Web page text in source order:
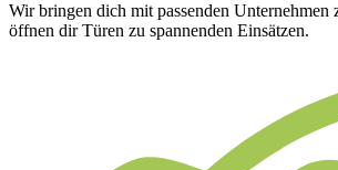
Wir bringen dich mit passenden Unternehmen
öffnen dir Türen zu spannenden Einsätzen.